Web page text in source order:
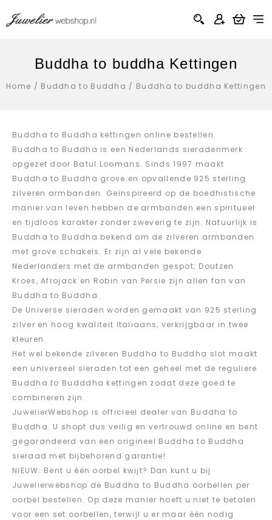
Buddha to buddha Kettingen
Home / Buddha to Buddha / Buddha to buddha Kettingen
Buddha to Buddha kettingen online bestellen.
Buddha to Buddha is een Nederlands sieradenmerk
opgezet door Batul Loomans. Sinds 1997 maakt
Buddha to Buddha grove en opvallende 925 sterling
zilveren armbanden. Geïnspireerd op de boedhistische
manier van leven hebben de armbanden een spiritueel
en tijdloos karakter zonder zweverig te zijn. Natuurlijk is
Buddha to Buddha bekend om de zilveren armbanden
met grove schakels. Er zijn al vele bekende
Nederlanders met de armbanden gespot; Doutzen
Kroes, Afrojack en Robin van Persie zijn allen fan van
Buddha to Buddha.
De Universe sieraden worden gemaakt van 925 sterling
zilver en hoog kwaliteit Italiaans, verkrijgbaar in twee
kleuren.
Het wel bekende zilveren Buddha to Buddha slot maakt
een universeel sieraden tot een geheel met de reguliere
Buddha to Budddha kettingen zodat deze goed te
combineren zijn.
JuwelierWebshop is officieel dealer van Buddha to
Buddha. U shopt dus veilig en vertrouwd online en bent
gegarandeerd van een origineel Buddha to Buddha
sieraad met bijbehorend garantie!
NIEUW: Bent u één oorbel kwijt? Dan kunt u bij
Juwelierwebshop de Buddha to Buddha oorbellen per
oorbel bestellen. Op deze manier hoeft u niet te betalen
voor een set oorbellen, terwijl u er maar één nodig